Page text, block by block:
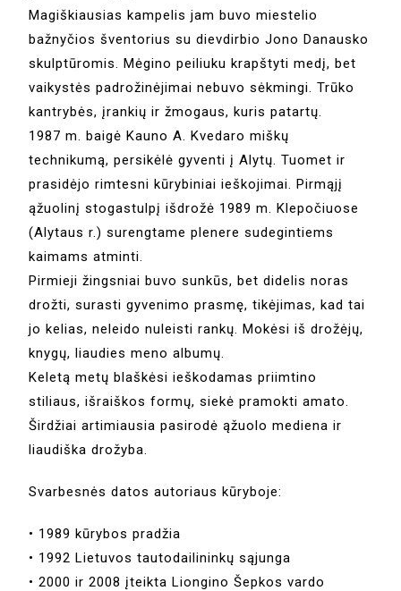
Magiškiausias kampelis jam buvo miestelio
bažnyčios šventorius su dievdirbio Jono Danausko
skulptūromis. Mėgino peiliuku krapštyti medį, bet
vaikystės padrožinėjimai nebuvo sėkmingi. Trūko
kantrybės, įrankių ir žmogaus, kuris patartų.
1987 m. baigė Kauno A. Kvedaro miškų
technikumą, persikėlė gyventi į Alytų. Tuomet ir
prasidėjo rimtesni kūrybiniai ieškojimai. Pirmąjį
ąžuolinį stogastulpį išdrožė 1989 m. Klepočiuose
(Alytaus r.) surengtame plenere sudegintiems
kaimams atminti.
Pirmieji žingsniai buvo sunkūs, bet didelis noras
drožti, surasti gyvenimo prasmę, tikėjimas, kad tai
jo kelias, neleido nuleisti rankų. Mokėsi iš drožėjų,
knygų, liaudies meno albumų.
Keletą metų blaškėsi ieškodamas priimtino
stiliaus, išraiškos formų, siekė pramokti amato.
Širdžiai artimiausia pasirodė ąžuolo mediena ir
liaudiška drožyba.
Svarbesnės datos autoriaus kūryboje:
• 1989 kūrybos pradžia
• 1992 Lietuvos tautodailininkų sąjunga
• 2000 ir 2008 įteikta Liongino Šepkos vardo